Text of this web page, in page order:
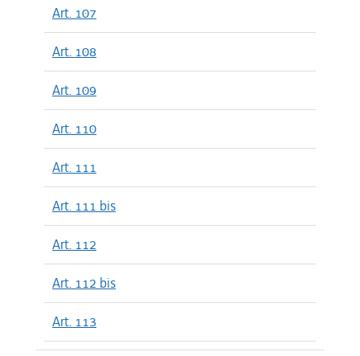
Art. 107
Art. 108
Art. 109
Art. 110
Art. 111
Art. 111 bis
Art. 112
Art. 112 bis
Art. 113